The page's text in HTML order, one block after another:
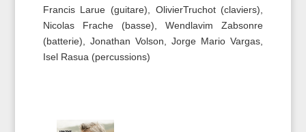
Francis Larue (guitare), OlivierTruchot (claviers),
Nicolas Frache (basse), Wendlavim Zabsonre
(batterie), Jonathan Volson, Jorge Mario Vargas,
Isel Rasua (percussions)